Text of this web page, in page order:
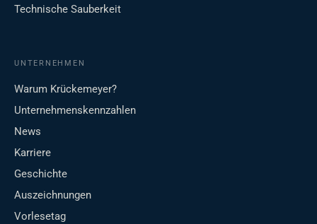
Technische Sauberkeit
UNTERNEHMEN
Warum Krückemeyer?
Unternehmenskennzahlen
News
Karriere
Geschichte
Auszeichnungen
Vorlesetag